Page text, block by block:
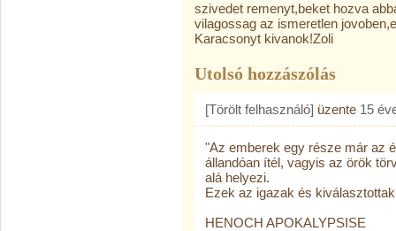
szivedet remenyt,beket hozva
vilagossag az ismeretlen
Karacsonyt kivanok!Zoli
Utolsó hozzászólás
[Törölt felhasználó] üzente 15
"Az emberek egy része már az
állandóan ítél, vagyis az örök
alá helyezi.
Ezek az igazak és
HENOCH APOKALYPSISE